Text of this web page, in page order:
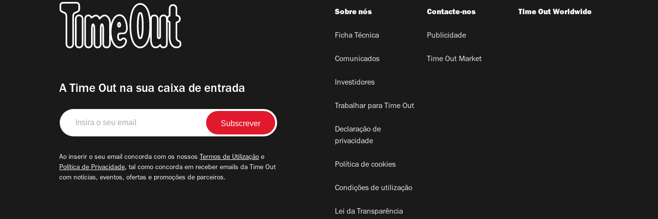
A Time Out na sua caixa de entrada
Insira
o
seu
Ao inserir o seu email concorda com os nossos Termos de Utilização e
Política de Privacidade, tal como concorda em receber emails da Time Out
com notícias, eventos, ofertas e promoções de parceiros.
Sobre nós
Ficha Técnica
Comunicados
Investidores
Trabalhar para Time Out
Declaração de
privacidade
Política de cookies
Condições de utilização
Lei da Transparência
Contacte-nos
Publicidade
Time Out Market
Time Out Worldwide